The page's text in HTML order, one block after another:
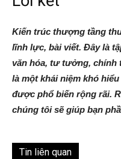
Kiến trúc thượng tầng
lĩnh lực, bài viết. Đây là
văn hóa, tư tưởng,
là một khái niệm khó
được phổ biến rộng rãi.
chúng tôi sẽ giúp bạn
Tin liên quan